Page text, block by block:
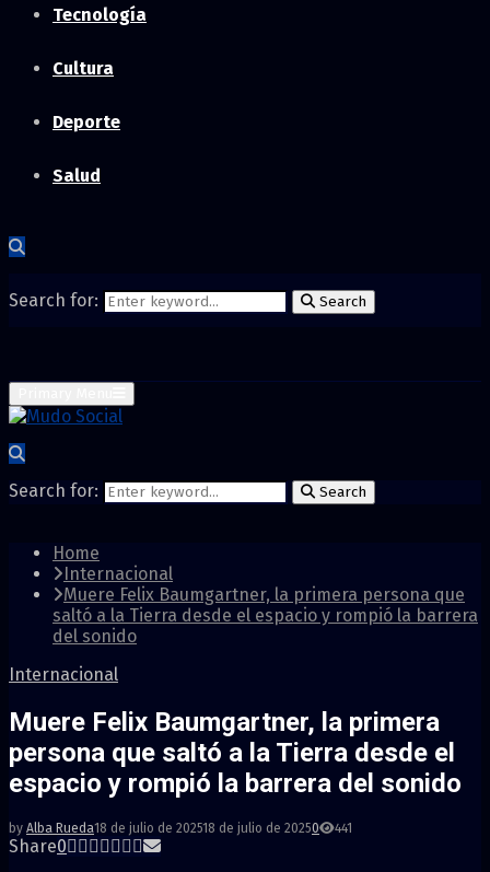
Tecnología
Cultura
Deporte
Salud
Search for: Search
Search for: Search
Home
Internacional
Muere Felix Baumgartner, la primera persona que
saltó a la Tierra desde el espacio y rompió la barrera
del sonido
Internacional
Muere Felix Baumgartner, la primera
persona que saltó a la Tierra desde el
espacio y rompió la barrera del sonido
by Alba Rueda18 de julio de 202518 de julio de 20250 441
Share0